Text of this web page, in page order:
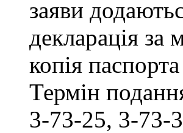
заяви
декларація за
копія
Термін
3-73-25, 3-73-